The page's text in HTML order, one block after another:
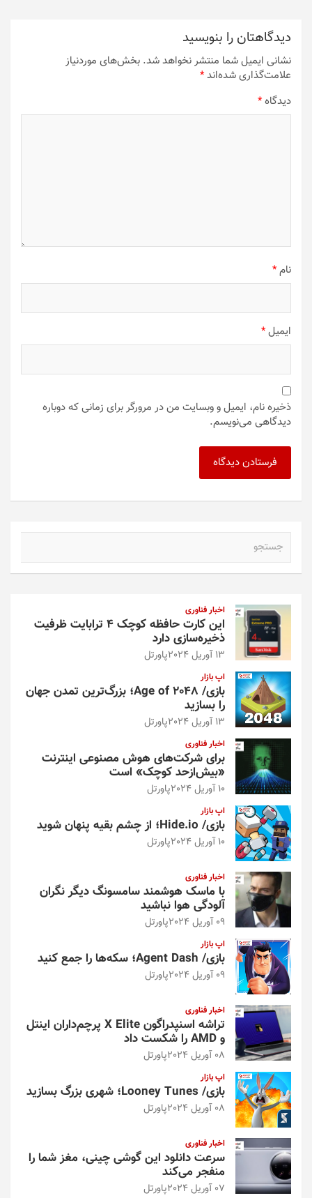
دیدگاهتان را بنویسید
نشانی ایمیل شما منتشر نخواهد شد. بخش‌های موردنیاز
علامت‌گذاری شده‌اند*
دیدگاه*
نام*
ایمیل*
ذخیره نام، ایمیل و وبسایت من در مرورگر برای زمانی که دوباره
دیدگاهی می‌نویسم.
اخبار فناوری
این کارت حافظه کوچک ۴ ترابایت ظرفیت
ذخیره‌سازی دارد
13 آوریل 2024 پاورتل
اپ بازار
بازی/ Age of 2048؛ بزرگ‌ترین تمدن جهان
را بسازید
13 آوریل 2024 پاورتل
اخبار فناوری
برای شرکت‌های هوش مصنوعی اینترنت
«بیش‌از‌حد کوچک» است
10 آوریل 2024 پاورتل
اپ بازار
بازی/ Hide.io؛ از چشم بقیه پنهان شوید
10 آوریل 2024 پاورتل
اخبار فناوری
با ماسک هوشمند سامسونگ دیگر نگران
آلودگی هوا نباشید
09 آوریل 2024 پاورتل
اپ بازار
بازی/ Agent Dash؛ سکه‌ها را جمع کنید
09 آوریل 2024 پاورتل
اخبار فناوری
تراشه اسنپدراگون X Elite پرچم‌داران اینتل
و AMD را شکست داد
08 آوریل 2024 پاورتل
اپ بازار
بازی/ Looney Tunes؛ شهری بزرگ بسازید
08 آوریل 2024 پاورتل
اخبار فناوری
سرعت دانلود این گوشی چینی، مغز شما را
منفجر می‌کند
07 آوریل 2024 پاورتل